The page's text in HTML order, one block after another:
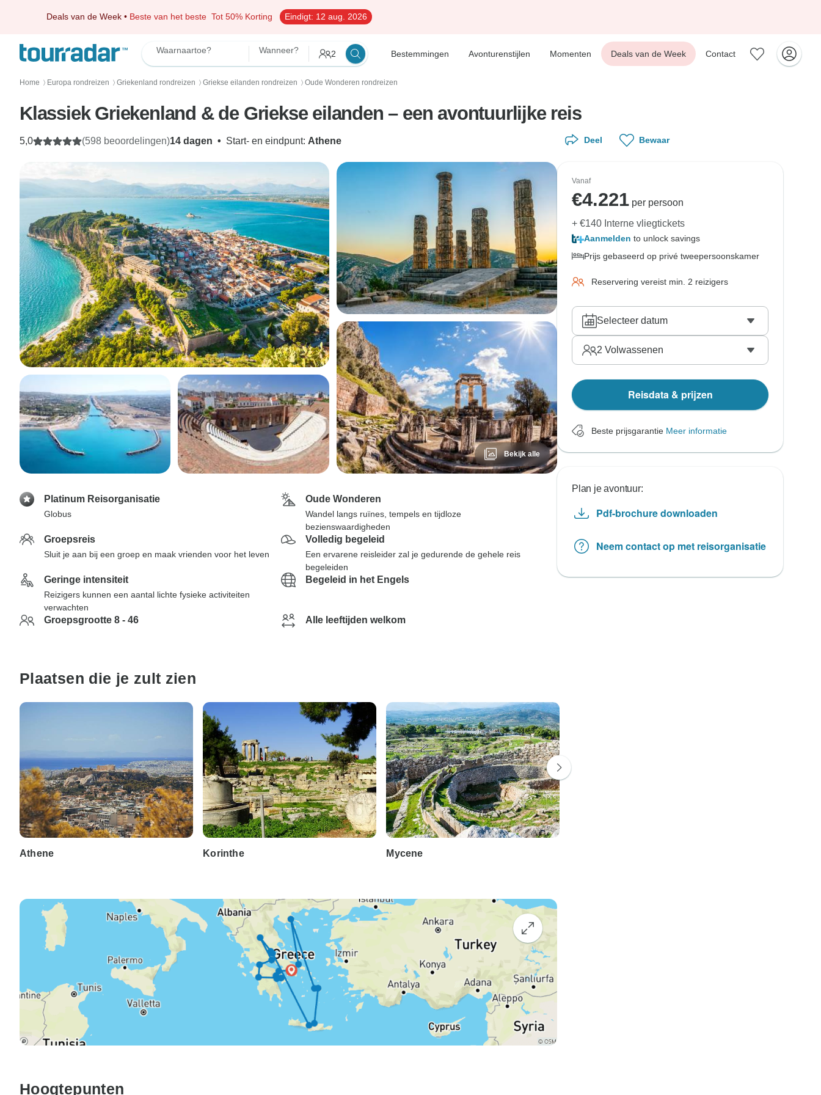
Deals van de Week • Beste van het beste Tot 50% Korting Eindigt: 12 aug. 2026
Waarnaartoe? Wanneer? 2 Bestemmingen Avonturenstijlen Momenten Deals van de Week Contact
Home 〉 Europa rondreizen 〉 Griekenland rondreizen 〉 Griekse eilanden rondreizen 〉 Oude Wonderen rondreizen
Klassiek Griekenland & de Griekse eilanden – een avontuurlijke reis
14 dagen • Start- en eindpunt: Athene
5,0 (598 beoordelingen)
Bekijk alle
Platinum Reisorganisatie
Globus
Oude Wonderen
Wandel langs ruïnes, tempels en tijdloze
bezienswaardigheden
Groepsreis
Sluit je aan bij een groep en maak vrienden voor het leven
Volledig begeleid
Een ervarene reisleider zal je gedurende de gehele reis
begeleiden
Geringe intensiteit
Reizigers kunnen een aantal lichte fysieke activiteiten
verwachten
Begeleid in het Engels
Groepsgrootte 8 - 46 Alle leeftijden welkom
Plaatsen die je zult zien
Athene Korinthe Mycene
Hoogtepunten
Deel Bewaar
Vanaf
€4.221 per persoon
+ €140 Interne vliegtickets
Aanmelden to unlock savings
Prijs gebaseerd op privé tweepersoonskamer
Reservering vereist min. 2 reizigers
Selecteer datum
2 Volwassenen
Reisdata & prijzen
Beste prijsgarantie Meer informatie
Plan je avontuur:
Pdf-brochure downloaden
Neem contact op met reisorganisatie